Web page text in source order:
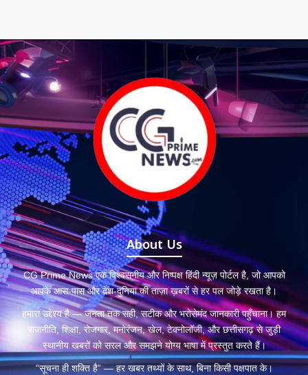
About Us
CG Prime News एक विश्वसनीय और निष्पक्ष हिंदी न्यूज़ पोर्टल है, जो आपको
आपके आस-पास और देश-दुनिया की ताज़ा ख़बरों से हर पल जोड़े रखता है।
हमारा उद्देश्य है — जनता तक सही, सटीक और भरोसेमंद जानकारी पहुँचाना। हम
राजनीति, शिक्षा, रोजगार, मनोरंजन, खेल, टेक्नोलॉजी, और छत्तीसगढ़ से जुड़ी
स्थानीय खबरों को सरल और समझने योग्य भाषा में प्रस्तुत करते हैं।
“सूचना ही शक्ति है” — हर खबर तथ्यों के साथ, बिना किसी पक्षपात के।